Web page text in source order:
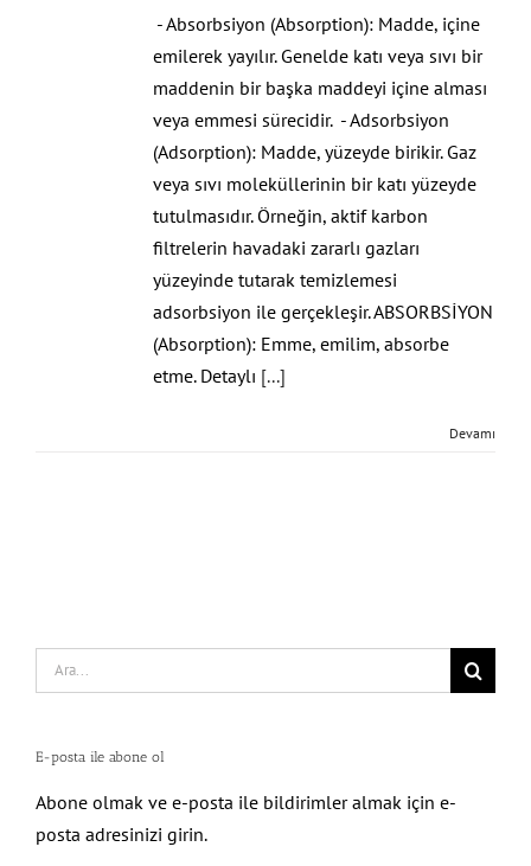
- Absorbsiyon (Absorption): Madde, içine
emilerek yayılır. Genelde katı veya sıvı bir
maddenin bir başka maddeyi içine alması
veya emmesi sürecidir. - Adsorbsiyon
(Adsorption): Madde, yüzeyde birikir. Gaz
veya sıvı moleküllerinin bir katı yüzeyde
tutulmasıdır. Örneğin, aktif karbon
filtrelerin havadaki zararlı gazları
yüzeyinde tutarak temizlemesi
adsorbsiyon ile gerçekleşir. ABSORBSİYON
(Absorption): Emme, emilim, absorbe
etme. Detaylı [...]
Devamı
Search
for:
E-posta ile abone ol
Abone olmak ve e-posta ile bildirimler almak için e-
posta adresinizi girin.